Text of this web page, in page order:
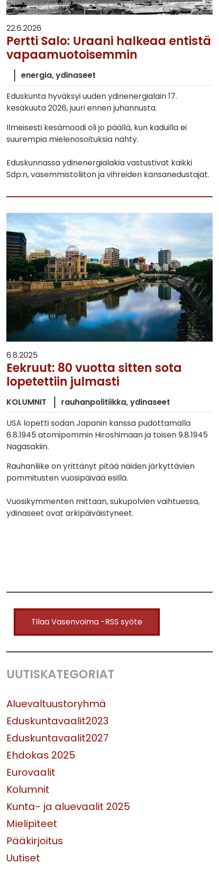
22.6.2026
Pertti Salo: Uraani halkeaa entistä
vapaamuotoisemmin
energia ydinaseet
Eduskunta hyväksyi uuden ydinenergialain 17.
kesäkuuta 2026, juuri ennen juhannusta.
Ilmeisesti kesämoodi oli jo päällä, kun kaduilla ei
suurempia mielenosoituksia nähty.
Eduskunnassa ydinenergialakia vastustivat kaikki
Sdp:n, vasemmistoliiton ja vihreiden kansanedustajat.
6.8.2025
Eekruut: 80 vuotta sitten sota
lopetettiin julmasti
KOLUMNIT rauhanpolitiikka ydinaseet
USA lopetti sodan Japanin kanssa pudottamalla
6.8.1945 atomipommin Hiroshimaan ja toisen 9.8.1945
Nagasakiin.
Rauhanliike on yrittänyt pitää näiden järkyttävien
pommitusten vuosipäivää esillä.
Vuosikymmenten mittaan, sukupolvien vaihtuessa,
ydinaseet ovat arkipäiväistyneet.
Tilaa Vasenvoima -RSS syöte
UUTISKATEGORIAT
Aluevaltuustoryhmä
Eduskuntavaalit2023
Eduskuntavaalit2027
Ehdokas 2025
Eurovaalit
Kolumnit
Kunta- ja aluevaalit 2025
Mielipiteet
Pääkirjoitus
Uutiset